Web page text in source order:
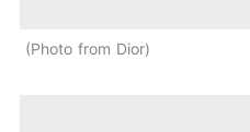
Photo from Dior